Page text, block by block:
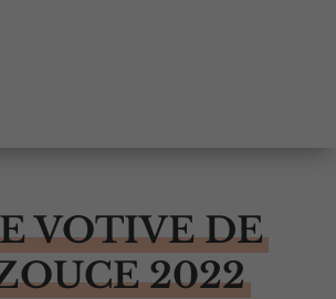
VOTIVE DE
2022